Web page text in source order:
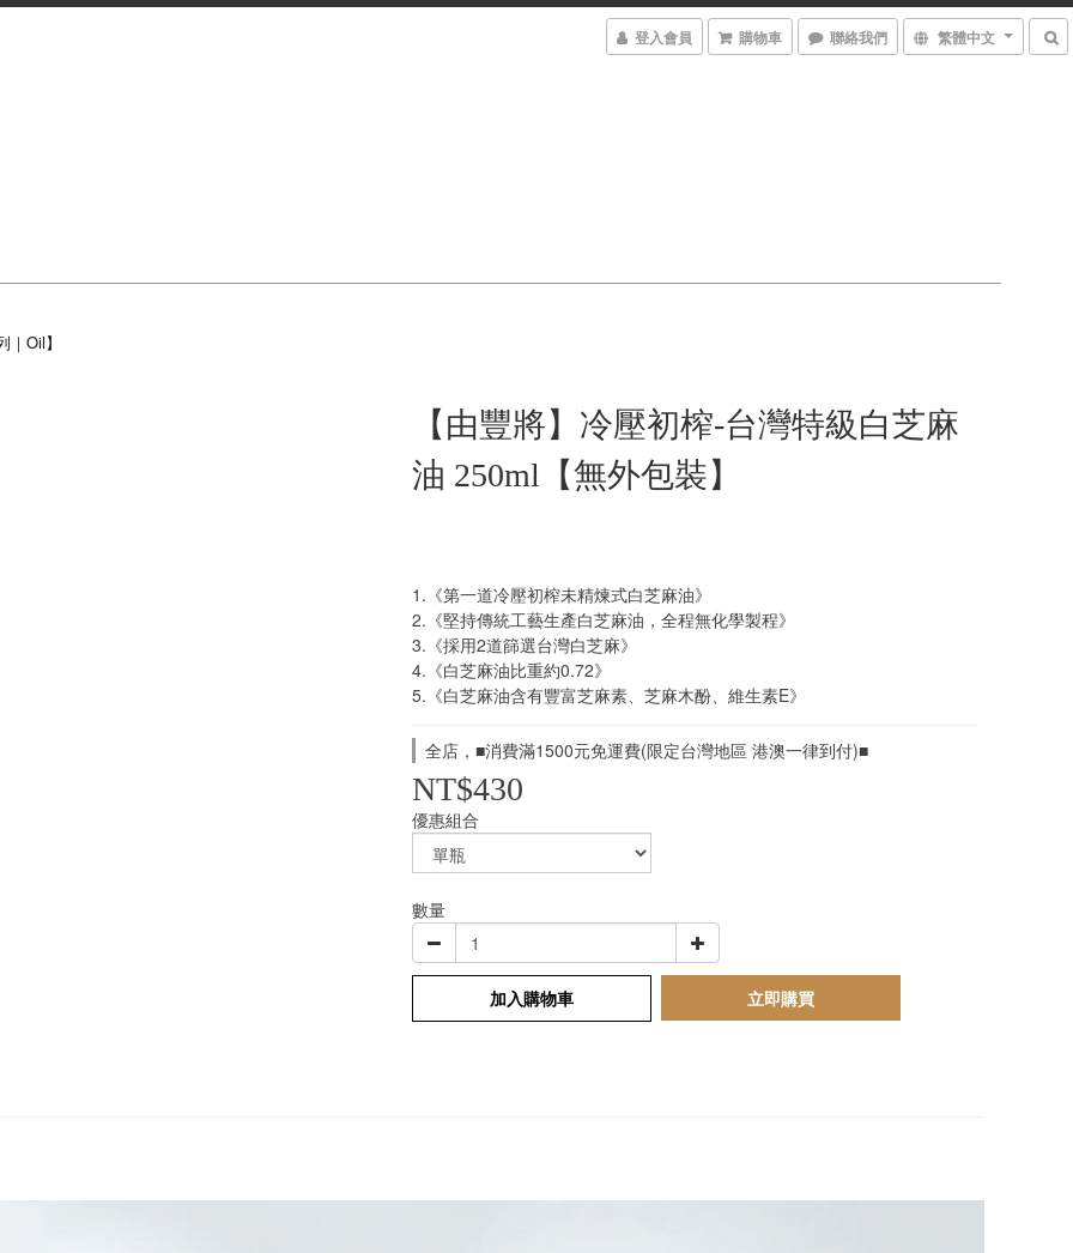
登入會員 購物車 聯絡我們 繁體中文
｜Oil】
【由豐將】冷壓初榨-台灣特級白芝麻
油 250ml【無外包裝】
1.《第一道冷壓初榨未精煉式白芝麻油》
2.《堅持傳統工藝生產白芝麻油，全程無化學製程》
3.《採用2道篩選台灣白芝麻》
4.《白芝麻油比重約0.72》
5.《白芝麻油含有豐富芝麻素、芝麻木酚、維生素E》
全店，■消費滿1500元免運費(限定台灣地區 港澳一律到付)■
NT$430
優惠組合
數量
加入購物車 立即購買